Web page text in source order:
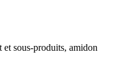
et sous-produits, amidon